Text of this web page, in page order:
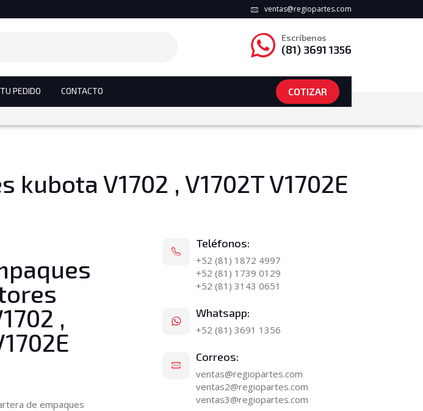
ventas@regiopartes.com
Escríbenos
(81) 3691 1356
PEDIDO CONTACTO COTIZAR
V1702 , V1702T V1702E
,
de empaques
Teléfonos:
+52 (81) 1872 4997
+52 (81) 1739 0129
+52 (81) 3143 0651
Whatsapp:
+52 (81) 3691 1356
Correos:
ventas@regiopartes.com
ventas2@regiopartes.com
ventas3@regiopartes.com